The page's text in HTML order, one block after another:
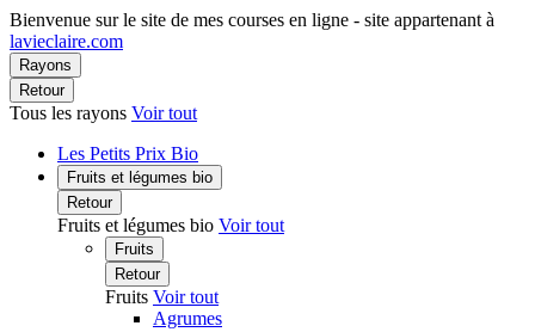
Bienvenue sur le site de mes courses en ligne - site appartenant à
lavieclaire.com
Rayons
Retour
Tous les rayons Voir tout
Les Petits Prix Bio
Fruits et légumes bio
Retour
Fruits et légumes bio Voir tout
Fruits
Retour
Fruits Voir tout
Agrumes